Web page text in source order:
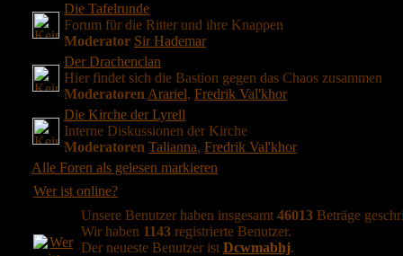
Die Tafelrunde
Forum für die Ritter und ihre Knappen
Moderator Sir Hademar
Der Drachenclan
Hier findet sich die Bastion gegen das Chaos zusammen
Moderatoren Arariel, Fredrik Val'khor
Die Kirche der Lyrell
Interne Diskussionen der Kirche
Moderatoren Talianna, Fredrik Val'khor
Alle Foren als gelesen markieren
Wer ist online?
Unsere Benutzer haben insgesamt 46013 Beträge
Wir haben 1143 registrierte Benutzer.
Der neueste Benutzer ist Dcwmabhj.